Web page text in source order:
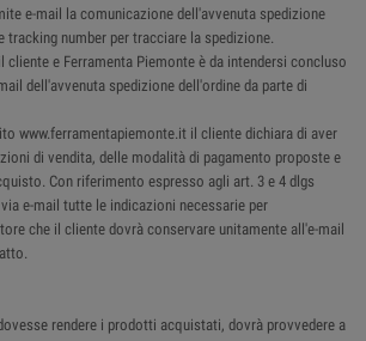
e-mail la comunicazione dell'avvenuta spedizione
tracking number per tracciare la spedizione.
e Ferramenta Piemonte è da intendersi concluso
dell'avvenuta spedizione dell'ordine da parte di
www.ferramentapiemonte.it il cliente dichiara di aver
di vendita, delle modalità di pagamento proposte e
Con riferimento espresso agli art. 3 e 4 dlgs
e-mail tutte le indicazioni necessarie per
che il cliente dovrà conservare unitamente all'e-mail
rendere i prodotti acquistati, dovrà provvedere a